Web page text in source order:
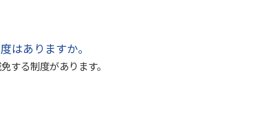
はありますか。
、保険料や自己負担を減免する制